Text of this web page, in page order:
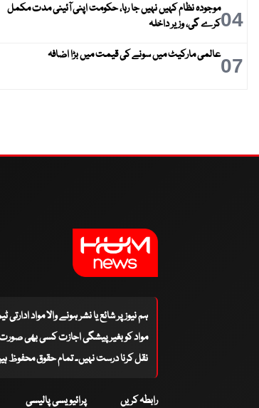
04موجودہ نظام کہیں نہیں جا رہا، حکومت اپنی آئینی مدت مکمل
کرے گی، وزیر داخلہ
07عالمی مارکیٹ میں سونے کی قیمت میں بڑا اضافہ
ہم نیوز پر شائع یا نشر ہونے والا مواد
مواد کو بغیر پیشگی اجازت کسی بھی
نقل کرنا درست نہیں۔ تمام حقوق محفوظ ہیں
رابطہ کریں پرائیویسی پالیسی